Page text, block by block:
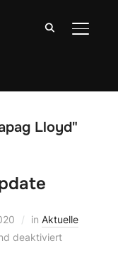
Lloyd"
in Aktuelle
deaktiviert